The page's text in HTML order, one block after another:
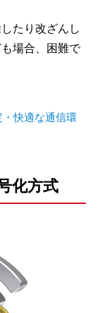
たり改ざんし
場合、困難で
快適な通信環
化方式